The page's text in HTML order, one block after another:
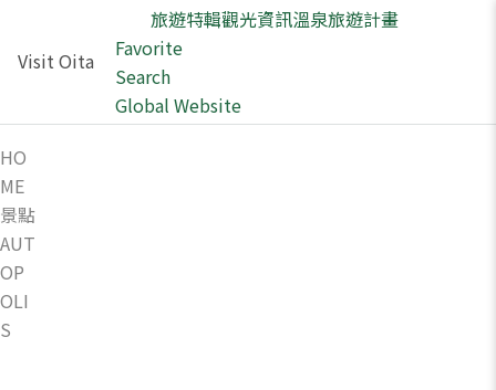
Visit Oita
旅遊特輯觀光資訊溫泉旅遊計畫
Favorite
Search
Global Website
HO
ME
景點
AUT
OP
OLI
S